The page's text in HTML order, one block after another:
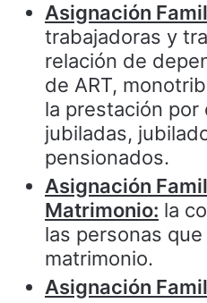
Asignación
trabajadoras y
relación de
de ART,
la prestación por
jubiladas,
pensionados.
Asignación
Matrimonio: la
las personas
matrimonio.
Asignación